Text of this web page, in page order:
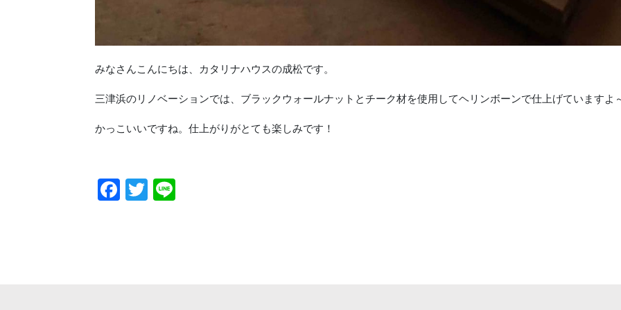
みなさんこんにちは、カタリナハウスの成松です。
三津浜のリノベーションでは、ブラックウォールナットとチーク材を使用してヘリンボーンで仕上げていますよ
かっこいいですね。仕上がりがとても楽しみです！
Facebook
Twitter